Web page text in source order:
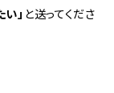
」 と送ってくださ